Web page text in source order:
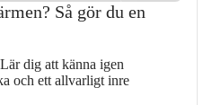
Så gör du en
dig att känna igen
och ett allvarligt inre